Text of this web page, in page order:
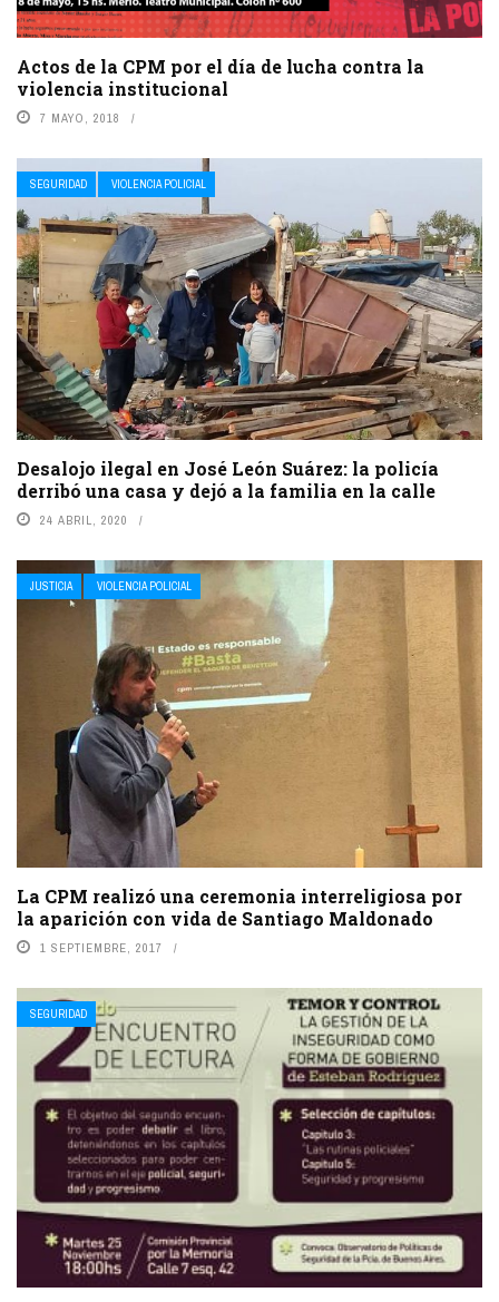
Actos de la CPM por el día de lucha contra la
violencia institucional
7 MAYO, 2018
SEGURIDAD VIOLENCIA POLICIAL
Desalojo ilegal en José León Suárez: la policía
derribó una casa y dejó a la familia en la calle
24 ABRIL, 2020
JUSTICIA VIOLENCIA POLICIAL
La CPM realizó una ceremonia interreligiosa por
la aparición con vida de Santiago Maldonado
1 SEPTIEMBRE, 2017
SEGURIDAD